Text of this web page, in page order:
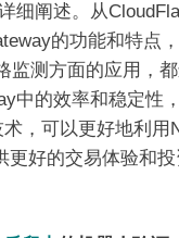
细阐述。从
的功能和特点
监测方面的应用，
中的效率和稳定性
，可以更好地利用
更好的交易体验和